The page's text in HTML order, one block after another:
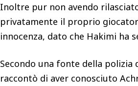
Inoltre pur non avendo
privatamente il proprio
innocenza, dato che Hakimi ha
Secondo una fonte della
raccontò di aver conosciuto